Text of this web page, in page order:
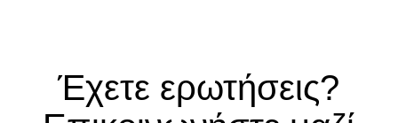
Έχετε ερωτήσεις?